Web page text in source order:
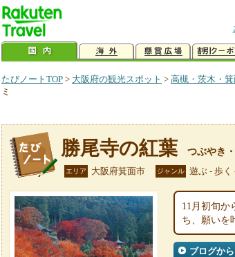
たびノートTOP > 大阪府の観光スポット > 高槻・茨木・
ミ
勝尾寺の紅葉 つぶやき
エリア 大阪府箕面市 ジャンル 遊ぶ - 歩
11月初旬か
ち、願いを
ブログか